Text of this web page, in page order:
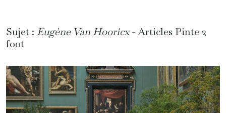
Sujet : Eugène Van Hooricx- Articles Pinte 2
foot